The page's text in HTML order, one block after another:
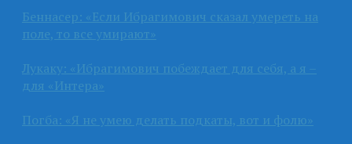
Беннасер: «Если Ибрагимович сказал умереть на
поле, то все умирают»
Лукаку: «Ибрагимович побеждает для себя, а я –
для «Интера»
Погба: «Я не умею делать подкаты, вот и фолю»